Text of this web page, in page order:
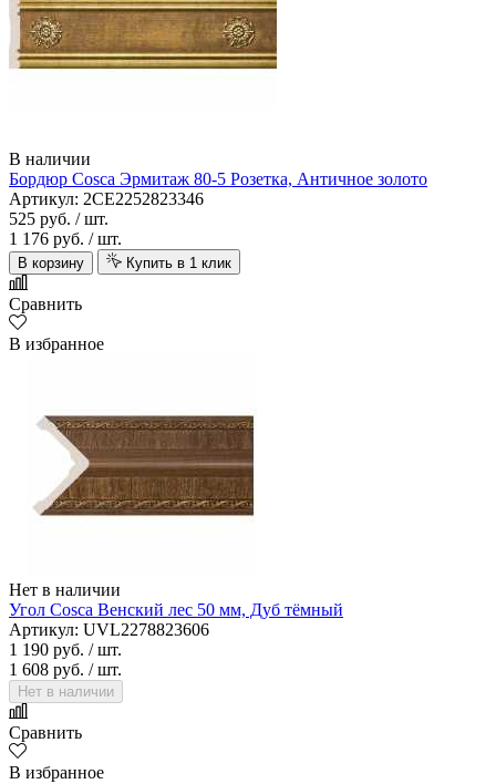
В наличии
Бордюр Cosca Эрмитаж 80-5 Розетка, Античное золото
Артикул: 2CE2252823346
525 руб. / шт.
1 176 руб. / шт.
В корзину Купить в 1 клик
Сравнить
В избранное
Нет в наличии
Угол Cosca Венский лес 50 мм, Дуб тёмный
Артикул: UVL2278823606
1 190 руб. / шт.
1 608 руб. / шт.
Нет в наличии
Сравнить
В избранное